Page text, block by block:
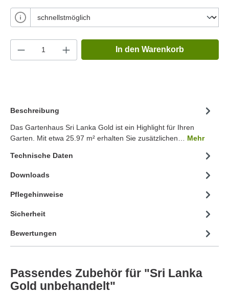
In den Warenkorb
Beschreibung
Das Gartenhaus Sri Lanka Gold ist ein Highlight für Ihren
Garten. Mit etwa 25.97 m² erhalten Sie zusätzlichen… Mehr
Technische Daten
Downloads
Pflegehinweise
Sicherheit
Bewertungen
Passendes Zubehör für "Sri Lanka
Gold unbehandelt"